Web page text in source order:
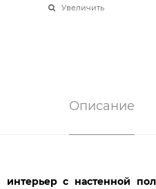
Увеличить
Описание
с настенной